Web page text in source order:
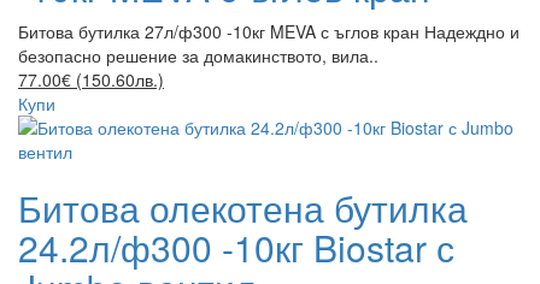
Битова бутилка 27л/ф300 -10кг MEVA с ъглов кран Надеждно и
безопасно решение за домакинството, вила..
77.00€ (150.60лв.)
Купи
Битова олекотена бутилка
24.2л/ф300 -10кг Biostar с